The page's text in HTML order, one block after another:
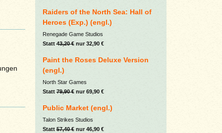
Raiders of the North Sea: Hall of
Heroes (Exp.) (engl.)
Renegade Game Studios
Statt43,20 €nur 32,90 €
Paint the Roses Deluxe Version
(engl.)
North Star Games
Statt79,90 €nur 69,90 €
Public Market (engl.)
Talon Strikes Studios
Statt57,40 €nur 46,90 €